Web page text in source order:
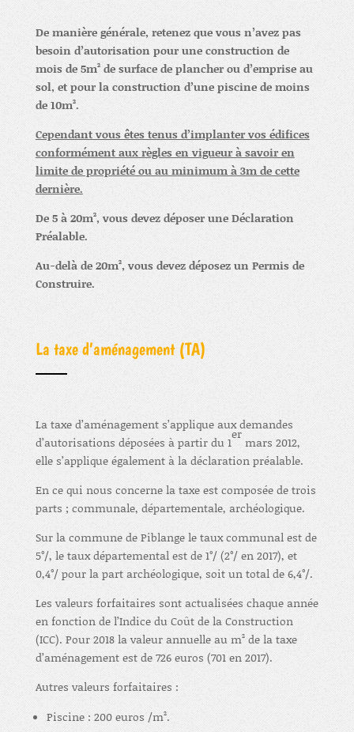
De manière générale, retenez que vous n’avez pas
besoin d’autorisation pour une construction de
mois de 5m² de surface de plancher ou d’emprise au
sol, et pour la construction d’une piscine de moins
de 10m².
Cependant vous êtes tenus d’implanter vos édifices
conformément aux règles en vigueur à savoir en
limite de propriété ou au minimum à 3m de cette
dernière.
De 5 à 20m², vous devez déposer une Déclaration
Préalable.
Au-delà de 20m², vous devez déposez un Permis de
Construire.
La taxe d’aménagement (TA)
La taxe d’aménagement s’applique aux demandes
d’autorisations déposées à partir du 1
er
mars 2012,
elle s’applique également à la déclaration préalable.
En ce qui nous concerne la taxe est composée de trois
parts ; communale, départementale, archéologique.
Sur la commune de Piblange le taux communal est de
5°/, le taux départemental est de 1°/ (2°/ en 2017), et
0,4°/ pour la part archéologique, soit un total de 6,4°/.
Les valeurs forfaitaires sont actualisées chaque année
en fonction de l’Indice du Coût de la Construction
(ICC). Pour 2018 la valeur annuelle au m² de la taxe
d’aménagement est de 726 euros (701 en 2017).
Autres valeurs forfaitaires :
Piscine : 200 euros /m².